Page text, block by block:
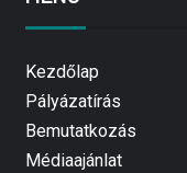
Kezdőlap
Pályázatírás
Bemutatkozás
Médiaajánlat